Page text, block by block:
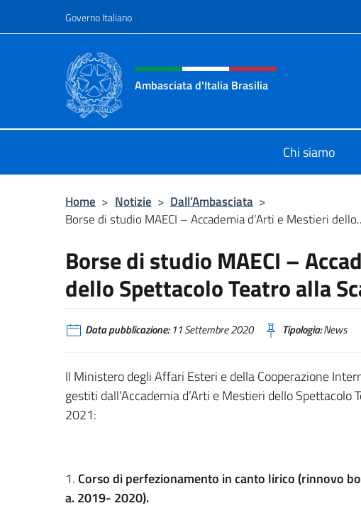
Governo Italiano
Intestazione sito, social e
Ambasciata d'Italia Brasilia
Chi siamo
Home > Notizie > Dall’Ambasciata >
Borse di studio MAECI – Accademia d’Arti e Mestieri
Borse di studio MAECI –
dello Spettacolo Teatro alla
Data pubblicazione:11 Settembre 2020 Tipologia:News
Il Ministero degli Affari Esteri e della Cooperazione
gestiti dall’Accademia d’Arti e Mestieri dello
2021:
1. Corso di perfezionamento in canto lirico(rinnovo
a. 2019- 2020).